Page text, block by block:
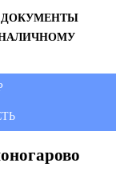
ДОКУМЕНТЫ